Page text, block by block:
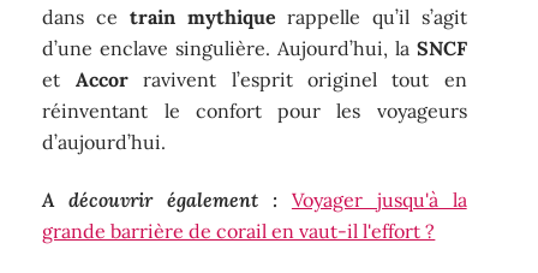
dans ce train mythique rappelle qu’il s’agit
d’une enclave singulière. Aujourd’hui, la SNCF
et Accorravivent l’esprit originel tout en
réinventant le confort pour les voyageurs
d’aujourd’hui.
A découvrir également :
Voyager jusqu'à la
grande barrière de corail en vaut-il l'effort ?